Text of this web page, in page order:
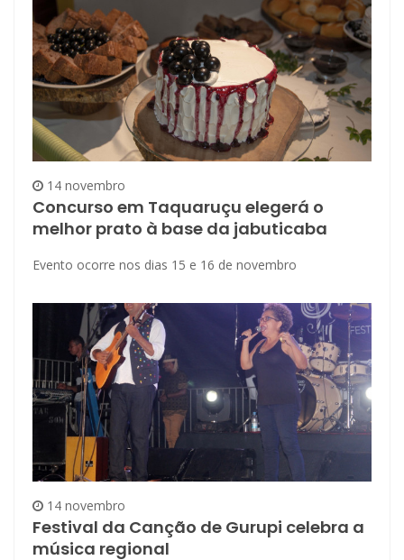
14 novembro
Concurso em Taquaruçu elegerá o
melhor prato à base da jabuticaba
Evento ocorre nos dias 15 e 16 de novembro
14 novembro
Festival da Canção de Gurupi celebra a
música regional